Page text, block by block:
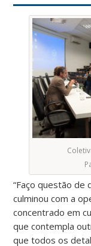
“Faço questão de
culminou com a
concentrado em
que contempla
que todos os